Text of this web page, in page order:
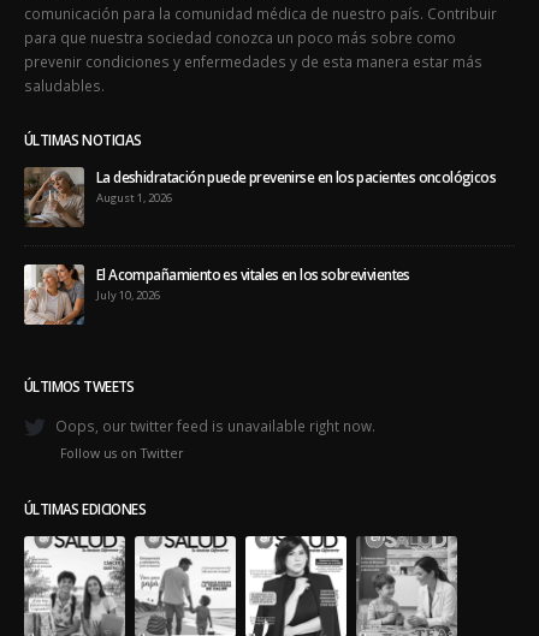
comunicación para la comunidad médica de nuestro país. Contribuir
para que nuestra sociedad conozca un poco más sobre como
prevenir condiciones y enfermedades y de esta manera estar más
saludables.
ÚLTIMAS NOTICIAS
La deshidratación puede prevenirse en los pacientes oncológicos
August 1, 2026
El Acompañamiento es vitales en los sobrevivientes
July 10, 2026
ÚLTIMOS TWEETS
Oops, our twitter feed is unavailable right now.
Follow us on Twitter
ÚLTIMAS EDICIONES